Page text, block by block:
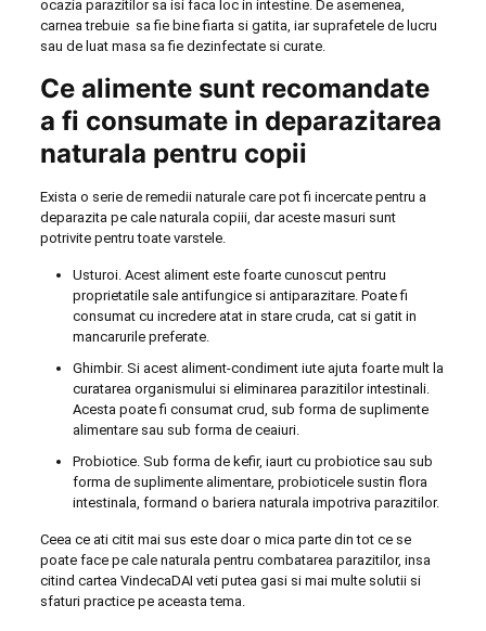
ocazia parazitilor sa isi faca loc in intestine. De asemenea,
carnea trebuie sa fie bine fiarta si gatita, iar suprafetele de lucru
sau de luat masa sa fie dezinfectate si curate.
Ce alimente sunt recomandate
a fi consumate in deparazitarea
naturala pentru copii
Exista o serie de remedii naturale care pot fi incercate pentru a
deparazita pe cale naturala copiii, dar aceste masuri sunt
potrivite pentru toate varstele.
Usturoi. Acest aliment este foarte cunoscut pentru
proprietatile sale antifungice si antiparazitare. Poate fi
consumat cu incredere atat in stare cruda, cat si gatit in
mancarurile preferate.
Ghimbir. Si acest aliment-condiment iute ajuta foarte mult la
curatarea organismului si eliminarea parazitilor intestinali.
Acesta poate fi consumat crud, sub forma de suplimente
alimentare sau sub forma de ceaiuri.
Probiotice. Sub forma de kefir, iaurt cu probiotice sau sub
forma de suplimente alimentare, probioticele sustin flora
intestinala, formand o bariera naturala impotriva parazitilor.
Ceea ce ati citit mai sus este doar o mica parte din tot ce se
poate face pe cale naturala pentru combatarea parazitilor, insa
citind cartea VindecaDAI veti putea gasi si mai multe solutii si
sfaturi practice pe aceasta tema.